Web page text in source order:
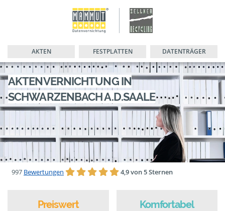
AKTEN FESTPLATTEN DATENTRÄGER
AKTENVERNICHTUNG IN
SCHWARZENBACH A.D.SAALE
997 Bewertungen 4,9 von 5 Sternen
Preiswert Komfortabel